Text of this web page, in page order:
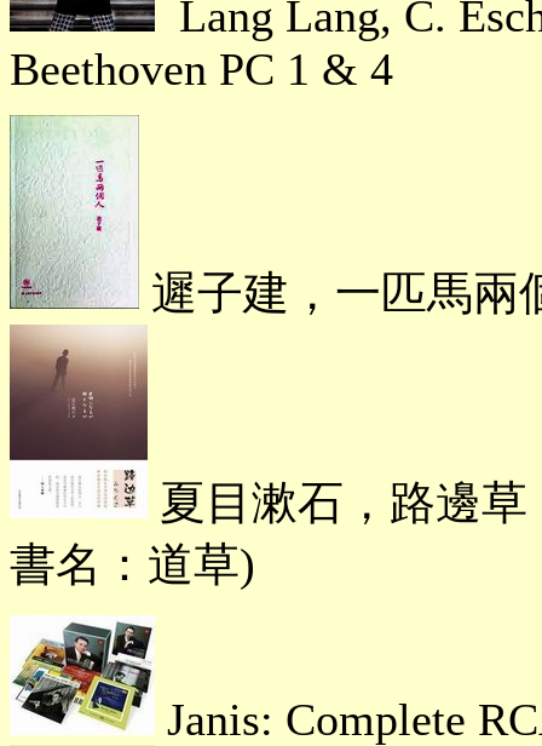
Lang Lang, C.
Beethoven PC 1 & 4
遲子建，一匹
夏目漱石，路邊
書名：道草)
Janis: Complete